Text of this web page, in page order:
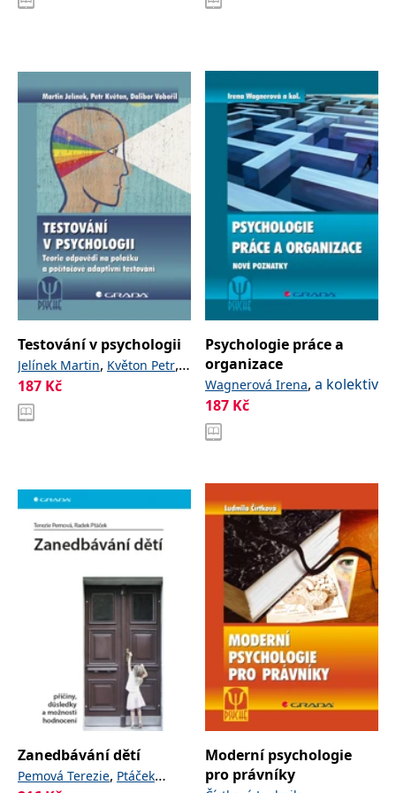
Testování v psychologii
Jelínek Martin, Květon Petr,
Vobořil Dalibor
187 Kč
Psychologie práce a
organizace
Wagnerová Irena, a kolektiv
187 Kč
Zanedbávání dětí
Pemová Terezie, Ptáček
Moderní psychologie
pro právníky